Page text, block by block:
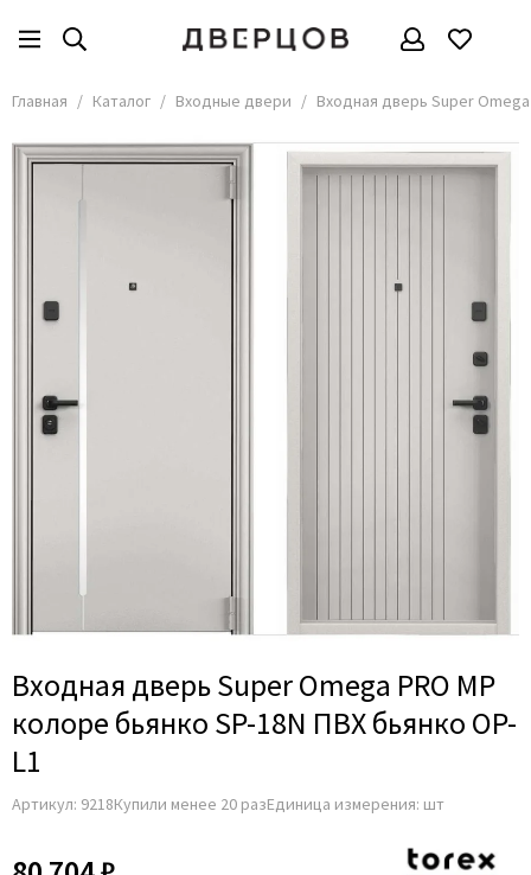
Входные двери
Все товары
По материалу
По назначению
По стоимости
По стилю
Главная Каталог Входные двери Входная дверь Super Omega
Входная дверь Super Omega PRO MP
колоре бьянко SP-18N ПВХ бьянко OP-
L1
Артикул: 9218Купили менее 20 разЕдиница измерения: шт